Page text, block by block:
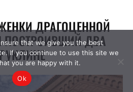
that we give you the best
If you continue to use this site we
you are happy with it.
Ok